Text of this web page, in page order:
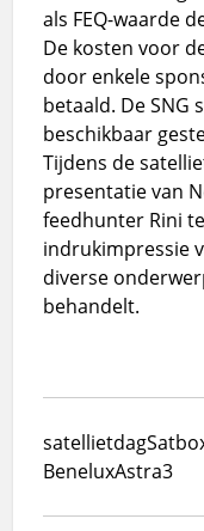
als FEQ-waarde
De kosten voor
door enkele
betaald. De SNG
beschikbaar
Tijdens de
presentatie van
feedhunter Rini
indrukimpressie
diverse
behandelt.
satellietdag
BeneluxAstra3